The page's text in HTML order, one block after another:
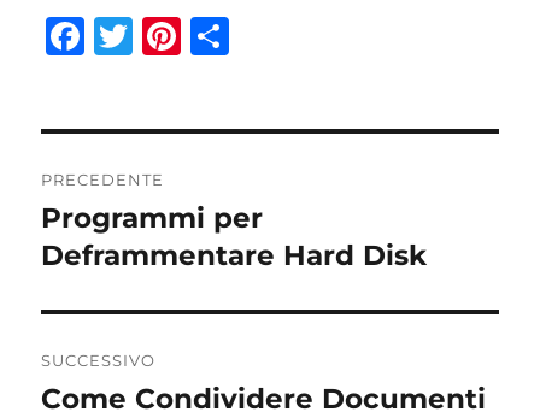
F
b
o
o
k
T
r
Pi
di
articoli
PRECEDENTE
Articolo
precedente:
Programmi per
Deframmentare Hard Disk
SUCCESSIVO
Articolo
Come Condividere Documenti